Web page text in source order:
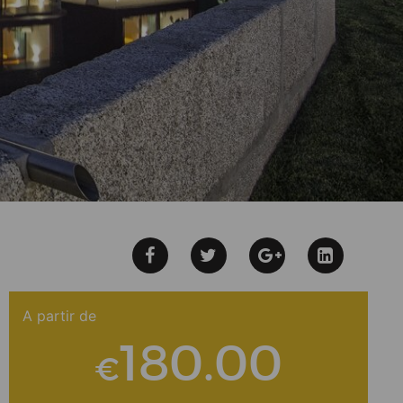
A partir de
€180.00